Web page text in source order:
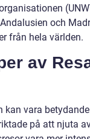
och
från hela världen.
av
vara
på att njuta